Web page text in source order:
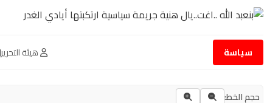
سياسة هيئة التحرير
حجم الخط: